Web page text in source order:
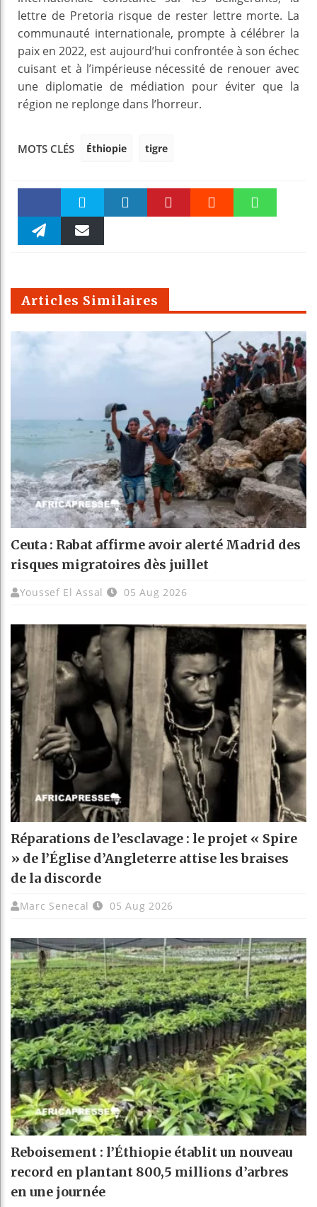
lettre de Pretoria risque de rester lettre morte. La
communauté internationale, prompte à célébrer la
paix en 2022, est aujourd’hui confrontée à son échec
cuisant et à l’impérieuse nécessité de renouer avec
une diplomatie de médiation pour éviter que la
région ne replonge dans l’horreur.
MOTS CLÉS Éthiopie tigre
Faceboo Twitter
m
Articles Similaires
Ceuta : Rabat affirme avoir alerté Madrid des
risques migratoires dès juillet
Youssef El Assal 05 Aug 2026
Réparations de l’esclavage : le projet « Spire
» de l’Église d’Angleterre attise les braises
de la discorde
Marc Senecal 05 Aug 2026
Reboisement : l’Éthiopie établit un nouveau
record en plantant 800,5 millions d’arbres
en une journée